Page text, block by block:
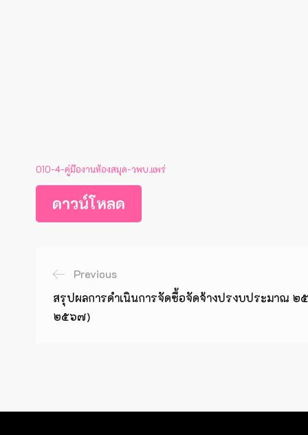
O10-4-คู่มืองานห้องสมุด-วพบ.แพร่
ดาวน์โหลด
Previous
สรุปผลการดำเนินการจัดซื้อจัดจ้างปรงบประมาณ ๒
๒๕๖๗)